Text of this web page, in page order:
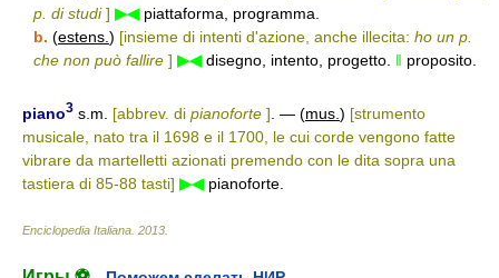
p. di studi] ▶◀piattaforma, programma.
b. (estens. ) [insieme di intenti d'azione, anche illecita: ho un p.
che non può fallire ] ▶◀disegno, intento, progetto. ‖ proposito.
piano3 s.m. [abbrev. di pianoforte ] . — (mus. ) [strumento
musicale, nato tra il 1698 e il 1700, le cui corde vengono fatte
vibrare da martelletti azionati premendo con le dita sopra una
tastiera di 85-88 tasti] ▶◀pianoforte.
Enciclopedia Italiana 2013